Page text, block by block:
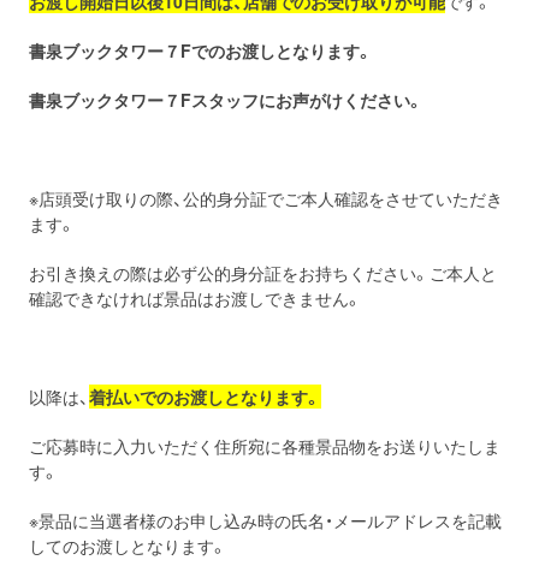
書泉ブックタワー７Fでのお渡しとなります。
書泉ブックタワー７ Fスタッフにお声がけください。
※店頭受け取りの際、公的身分証でご本人確認をさせていただき
ます。
お引き換えの際は必ず公的身分証をお持ちください。ご本人と
確認できなければ景品はお渡しできません。
以降は、着払いでのお渡しとなります。
ご応募時に入力いただく住所宛に各種景品物をお送りいたしま
す。
※景品に当選者様のお申し込み時の氏名・メールアドレスを記載
してのお渡しとなります。